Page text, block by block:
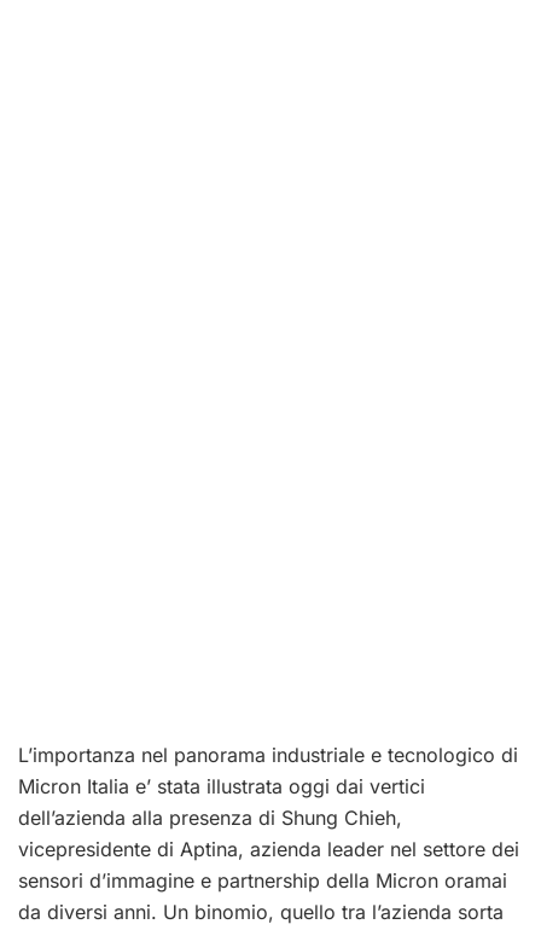
L’importanza nel panorama industriale e tecnologico di
Micron Italia e’ stata illustrata oggi dai vertici
dell’azienda alla presenza di Shung Chieh,
vicepresidente di Aptina, azienda leader nel settore dei
sensori d’immagine e partnership della Micron oramai
da diversi anni. Un binomio, quello tra l’azienda sorta